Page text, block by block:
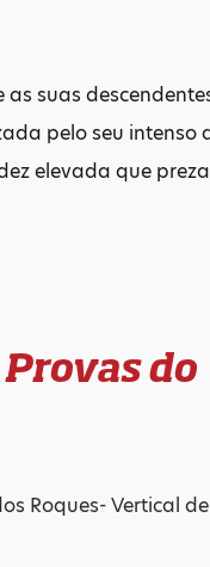
as suas
pelo seu intenso
elevada que
do
Roques- Vertical de